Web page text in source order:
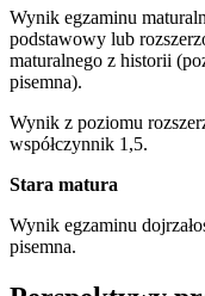
Wynik egzaminu
podstawowy lub
maturalnego z historii
pisemna).
Wynik z poziomu
współczynnik 1,5.
Stara matura
Wynik egzaminu
pisemna.